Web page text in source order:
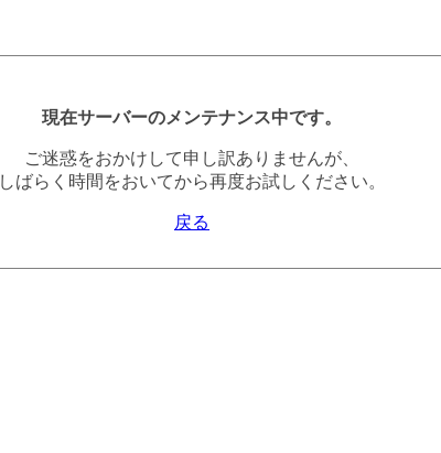
現在サーバーのメンテナンス中です。
ご迷惑をおかけして申し訳ありませんが、
しばらく時間をおいてから再度お試しください。
戻る